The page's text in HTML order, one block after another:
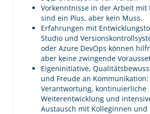
Vorkenntnisse in der Arbeit mit
sind ein Plus, aber kein Muss.
Erfahrungen mit
Studio und
oder Azure DevOps können
aber keine zwingende
Eigeninitiative,
und Freude an
Verantwortung, kontinuierliche
Weiterentwicklung und
Austausch mit Kolleginnen und